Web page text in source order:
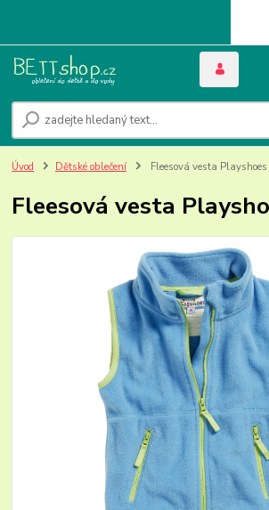
Úvod Dětské oblečení Fleesová vesta Playshoes
Fleesová vesta